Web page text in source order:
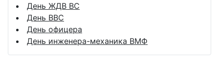
День ЖДВ ВС
День ВВС
День офицера
День инженера-механика ВМФ